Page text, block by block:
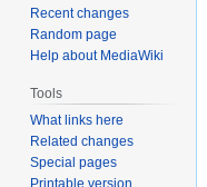
Recent changes
Random page
Help about MediaWiki
Tools
What links here
Related changes
Special pages
Printable version